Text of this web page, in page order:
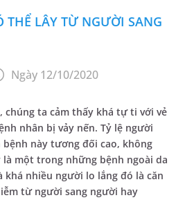
THỂ LÂY TỪ NGƯỜI SANG
Ngày 12/10/2020
chúng ta cảm thấy khá tự ti với vẻ
nhân bị vảy nến. Tỷ lệ người
bệnh này tương đối cao, không
một trong những bệnh ngoài da
khá nhiều người lo lắng đó là căn
từ người sang người hay